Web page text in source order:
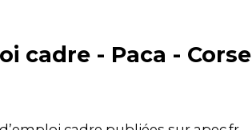
cadre - Paca - Corse